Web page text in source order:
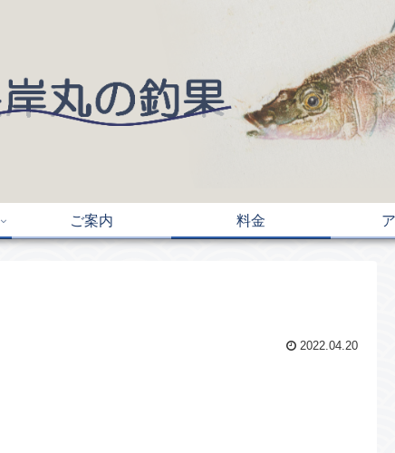
ご案内 料金
2022.04.20